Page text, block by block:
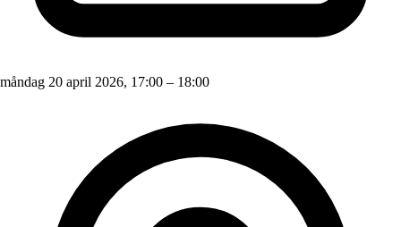
måndag 20 april 2026, 17:00 – 18:00